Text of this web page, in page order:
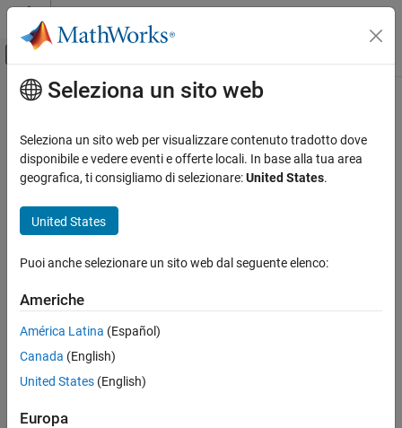
Vai al contenuto
Attiva/disattiva menu di navigazione
Pagina iniziale della documentazione
Contenuto principale
How useful was this information?
Seleziona un sito web
Seleziona un sito web per visualizzare contenuto tradotto dove
disponibile e vedere eventi e offerte locali. In base alla tua area
geografica, ti consigliamo di selezionare:United States.
United States
Puoi anche selezionare un sito web dal seguente elenco:
Americhe
América Latina (Español)
Canada (English)
United States (English)
Europa